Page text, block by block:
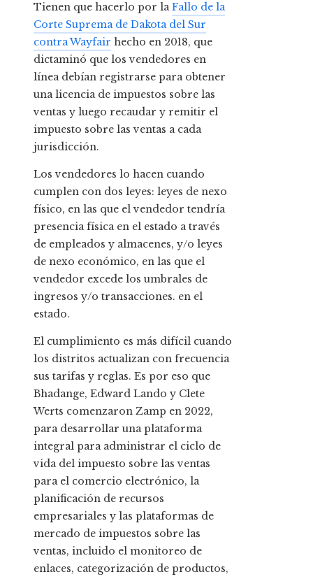
Tienen que hacerlo por laFallo de la
Corte Suprema de Dakota del Sur
contra Wayfair hecho en 2018, que
dictaminó que los vendedores en
línea debían registrarse para obtener
una licencia de impuestos sobre las
ventas y luego recaudar y remitir el
impuesto sobre las ventas a cada
jurisdicción.
Los vendedores lo hacen cuando
cumplen con dos leyes: leyes de nexo
físico, en las que el vendedor tendría
presencia física en el estado a través
de empleados y almacenes, y/o leyes
de nexo económico, en las que el
vendedor excede los umbrales de
ingresos y/o transacciones. en el
estado.
El cumplimiento es más difícil cuando
los distritos actualizan con frecuencia
sus tarifas y reglas. Es por eso que
Bhadange, Edward Lando y Clete
Werts comenzaron Zamp en 2022,
para desarrollar una plataforma
integral para administrar el ciclo de
vida del impuesto sobre las ventas
para el comercio electrónico, la
planificación de recursos
empresariales y las plataformas de
mercado de impuestos sobre las
ventas, incluido el monitoreo de
enlaces, categorización de productos,